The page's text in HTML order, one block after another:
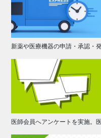
新薬や医療機器の申請・承認・
医師会員へアンケートを実施。